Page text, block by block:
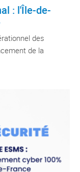
: l'Île-de-
des
de la